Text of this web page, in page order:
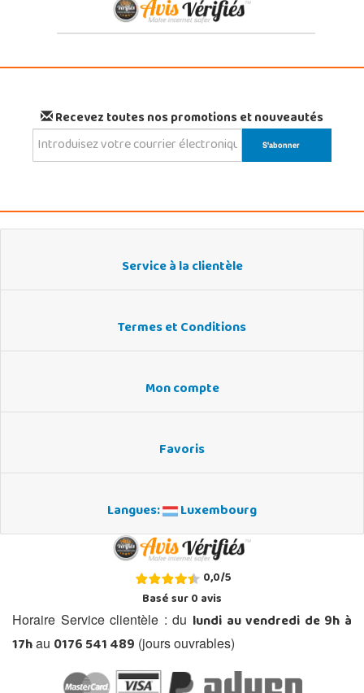
Recevez toutes nos promotions et nouveautés
Service à la clientèle
Termes et Conditions
Mon compte
Favoris
Langues: Luxembourg
0,0/5
Basé sur0avis
Horaire Service clientèle : du lundi au vendredi de 9h à
17hau 0176 541 489 (jours ouvrables)